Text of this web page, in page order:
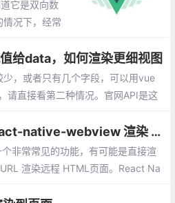
它是双向数
况下，经常
出现这种情
给data，如何渲染更细视图
，或者只有几个字段，可以用vue
请直接看第二种情况。官网API是这
React Native 使用 react-native-webview 渲染 HTML
非常常见的功能，有可能是直接渲
渲染远程 HTML页面。React Na